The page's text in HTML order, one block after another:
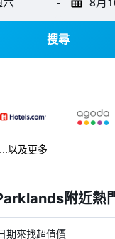
搜尋
...以及更多
附近熱
期來找超值價